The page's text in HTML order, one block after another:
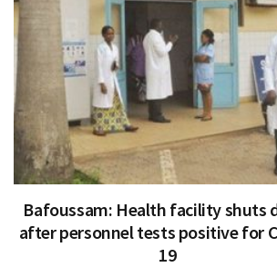
Bafoussam: Health facility shuts
after personnel tests positive for
19